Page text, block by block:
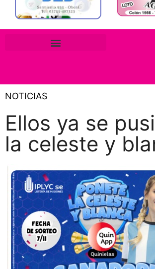
NOTICIAS
Ellos ya se
la celeste y